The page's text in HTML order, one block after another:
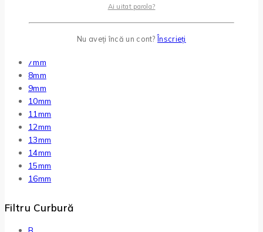
Mix 7mm-15mm
7mm
8mm
9mm
10mm
11mm
12mm
13mm
14mm
15mm
16mm
Filtru Curbură
Ai uitat parola?
Nu aveți încă un cont?Înscrieți